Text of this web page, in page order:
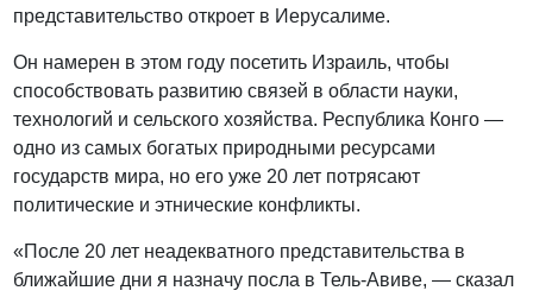
представительство откроет в Иерусалиме.
Он намерен в этом году посетить Израиль, чтобы
способствовать развитию связей в области науки,
технологий и сельского хозяйства. Республика Конго —
одно из самых богатых природными ресурсами
государств мира, но его уже 20 лет потрясают
политические и этнические конфликты.
«После 20 лет неадекватного представительства в
ближайшие дни я назначу посла в Тель-Авиве, — сказал